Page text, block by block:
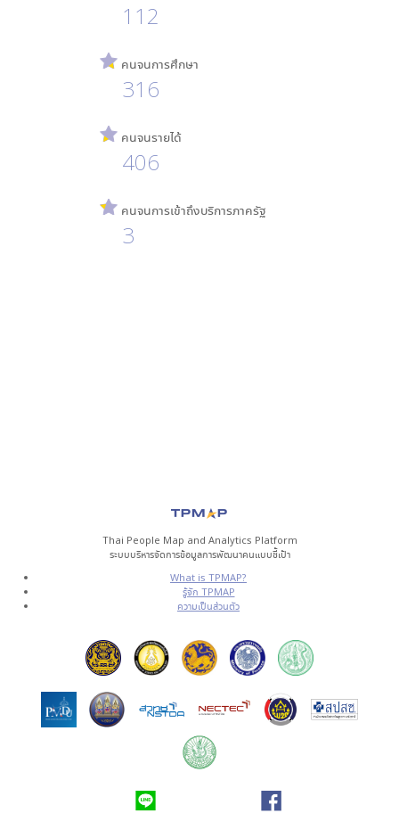
112
คนจนการศึกษา
316
คนจนรายได้
406
คนจนการเข้าถึงบริการภาครัฐ
3
Thai People Map and Analytics Platform
ระบบบริหารจัดการข้อมูลการพัฒนาคนแบบชี้เป้า
What is TPMAP?
รู้จัก TPMAP
ความเป็นส่วนตัว